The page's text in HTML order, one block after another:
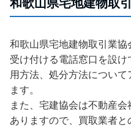
和歌山県宅地建物取
和歌山県宅地建物取引業
受け付ける電話窓口を設
用方法、処分方法につい
ます。
また、宅建協会は不動産
ありますので、買取業者